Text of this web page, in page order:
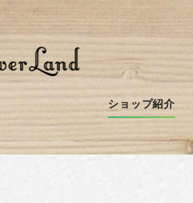
ショップ紹介
春を感じろ！の
「誰よりも…愛してる…ちょっ